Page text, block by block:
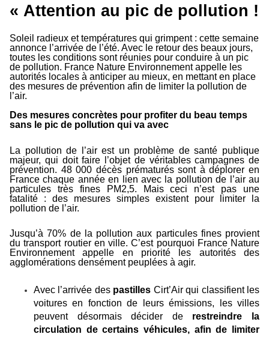
« Attention au pic de pollution !
Soleil radieux et températures qui grimpent : cette semaine
annonce l’arrivée de l’été. Avec le retour des beaux jours,
toutes les conditions sont réunies pour conduire à un pic
de pollution. France Nature Environnement appelle les
autorités locales à anticiper au mieux, en mettant en place
des mesures de prévention afin de limiter la pollution de
l’air.
Des mesures concrètes pour profiter du beau temps
sans le pic de pollution qui va avec
La pollution de l’air est un problème de santé publique
majeur, qui doit faire l’objet de véritables campagnes de
prévention. 48 000 décès prématurés sont à déplorer en
France chaque année en lien avec la pollution de l’air au
particules très fines PM2,5. Mais ceci n’est pas une
fatalité : des mesures simples existent pour limiter la
pollution de l’air.
Jusqu’à 70% de la pollution aux particules fines provient
du transport routier en ville. C’est pourquoi France Nature
Environnement appelle en priorité les autorités des
agglomérations densément peuplées à agir.
Avec l’arrivée des pastilles Cirt’Air qui classifient les
voitures en fonction de leurs émissions, les villes
peuvent désormais décider de restreindre la
circulation de certains véhicules, afin de limiter